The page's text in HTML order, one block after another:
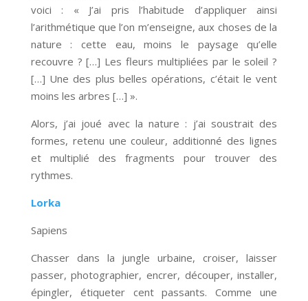
voici : « J’ai pris l’habitude d’appliquer ainsi
l’arithmétique que l’on m’enseigne, aux choses de la
nature : cette eau, moins le paysage qu’elle
recouvre ? […] Les fleurs multipliées par le soleil ?
[…] Une des plus belles opérations, c’était le vent
moins les arbres […] ».
Alors, j’ai joué avec la nature : j’ai soustrait des
formes, retenu une couleur, additionné des lignes
et multiplié des fragments pour trouver des
rythmes.
Lorka
Sapiens
Chasser dans la jungle urbaine, croiser, laisser
passer, photographier, encrer, découper, installer,
épingler, étiqueter cent passants. Comme une